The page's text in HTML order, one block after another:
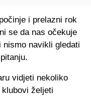
i prelazni rok
se da nas očekuje
navikli gledati
vidjeti nekoliko
željeti